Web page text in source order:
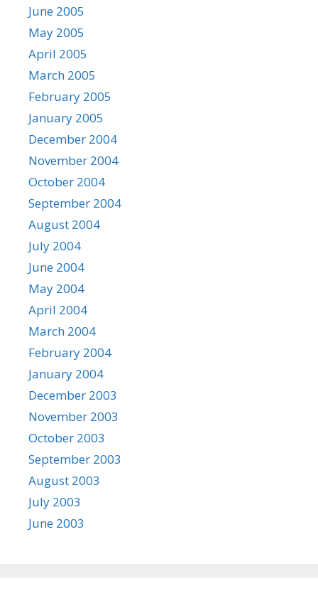
June 2005
May 2005
April 2005
March 2005
February 2005
January 2005
December 2004
November 2004
October 2004
September 2004
August 2004
July 2004
June 2004
May 2004
April 2004
March 2004
February 2004
January 2004
December 2003
November 2003
October 2003
September 2003
August 2003
July 2003
June 2003